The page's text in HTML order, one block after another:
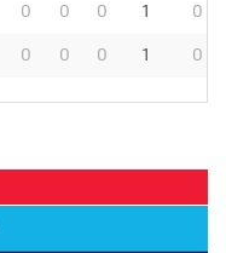
0 0 0 1 0
0 0 0 1 0